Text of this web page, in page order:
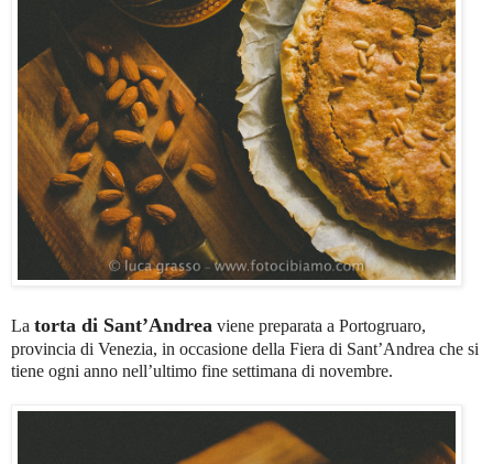
La torta di Sant’Andrea viene preparata a Portogruaro,
provincia di Venezia, in occasione della Fiera di Sant’Andrea che si
tiene ogni anno nell’ultimo fine settimana di novembre.